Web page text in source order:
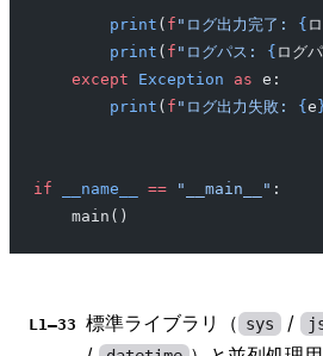
        print
( f "ログ出力完了: {
        print
( f "ログパス: { ログ
    except
Exception as e:
        print
( f "ログ出力失敗: { e
if __name__ == "__main__" :
    main()
L1–33 標準ライブラリ（ sys /